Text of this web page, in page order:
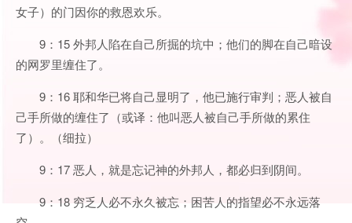
女子）的门因你的救恩欢乐。
9：15 外邦人陷在自己所掘的坑中；他们的脚在自己暗设
的网罗里缠住了。
9：16 耶和华已将自己显明了，他已施行审判；恶人被自
己手所做的缠住了（或译：他叫恶人被自己手所做的累住
了）。（细拉）
9：17 恶人，就是忘记神的外邦人，都必归到阴间。
9：18 穷乏人必不永久被忘；困苦人的指望必不永远落